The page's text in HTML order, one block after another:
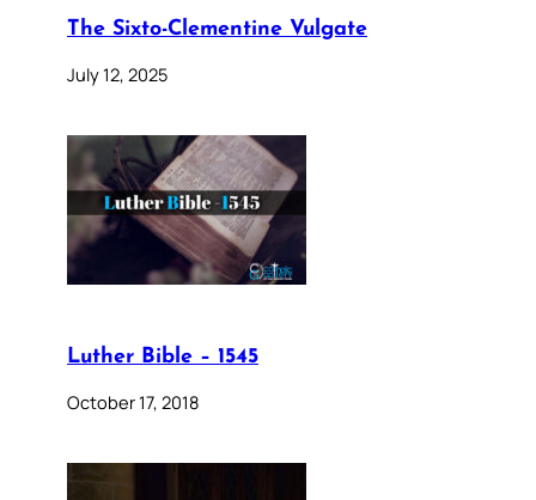
The Sixto-Clementine Vulgate
July 12, 2025
Luther Bible – 1545
October 17, 2018